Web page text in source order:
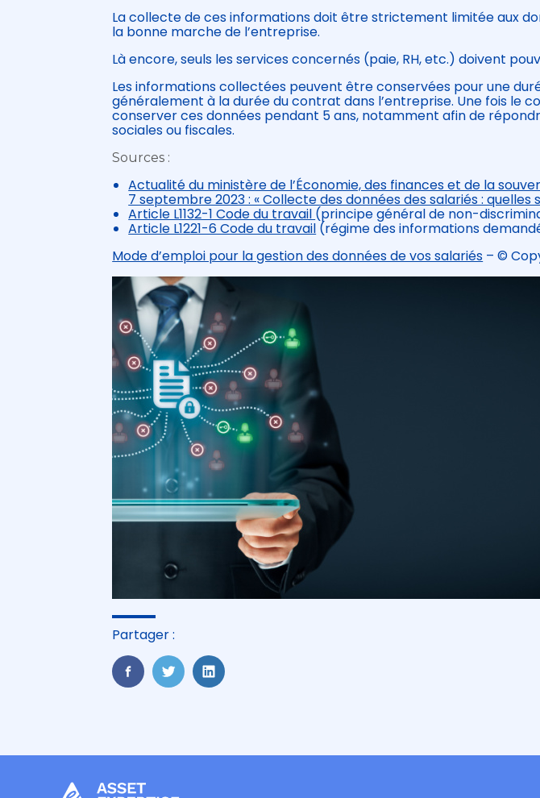
La collecte de ces informations doit être strictement limitée aux
la bonne marche de l’entreprise.
Là encore, seuls les services concernés (paie, RH, etc.) doivent
Les informations collectées peuvent être conservées pour une
généralement à la durée du contrat dans l’entreprise. Une fois le
conserver ces données pendant 5 ans, notamment afin de
sociales ou fiscales.
Sources :
Actualité du ministère de l’Économie, des finances et de la
7 septembre 2023 : « Collecte des données des salariés : quelles
Article L1132-1 Code du travail (principe général de non-
Article L1221-6 Code du travail (régime des informations
Mode d’emploi pour la gestion des données de vos salariés – ©
Partager :
FaceBook
TwitterLinkedIn